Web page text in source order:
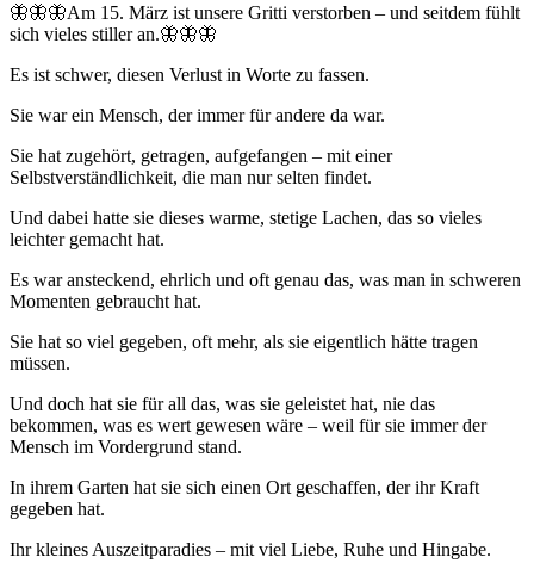
🦋🦋🦋Am 15. März ist unsere Gritti verstorben – und seitdem fühlt
sich vieles stiller an.🦋🦋🦋
Es ist schwer, diesen Verlust in Worte zu fassen.
Sie war ein Mensch, der immer für andere da war.
Sie hat zugehört, getragen, aufgefangen – mit einer
Selbstverständlichkeit, die man nur selten findet.
Und dabei hatte sie dieses warme, stetige Lachen, das so vieles
leichter gemacht hat.
Es war ansteckend, ehrlich und oft genau das, was man in schweren
Momenten gebraucht hat.
Sie hat so viel gegeben, oft mehr, als sie eigentlich hätte tragen
müssen.
Und doch hat sie für all das, was sie geleistet hat, nie das
bekommen, was es wert gewesen wäre – weil für sie immer der
Mensch im Vordergrund stand.
In ihrem Garten hat sie sich einen Ort geschaffen, der ihr Kraft
gegeben hat.
Ihr kleines Auszeitparadies – mit viel Liebe, Ruhe und Hingabe.